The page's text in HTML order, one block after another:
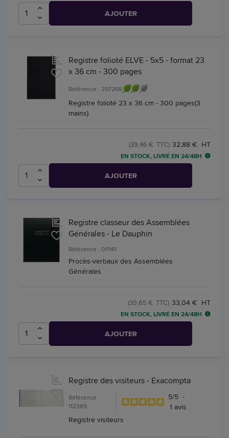
AJOUTER
Registre folioté ELVE - 5x5 - format 23
x 36 cm - 300 pages
Référence : 297268
Registre folioté 23 x 36 cm - 300 pages(3
mains)
32,88 € HT
(39,46 € TTC)
EN STOCK, LIVRÉ EN 24/48H
AJOUTER
Registre classeur des Assemblées
Générales - Le Dauphin
Référence : 011141
Procès-verbaux des Assemblées
Générales
33,04 € HT
(39,65 € TTC)
EN STOCK, LIVRÉ EN 24/48H
AJOUTER
Registre des visiteurs - Exacompta
Référence :
112389
5/5 -
1 avis
Registre visiteurs